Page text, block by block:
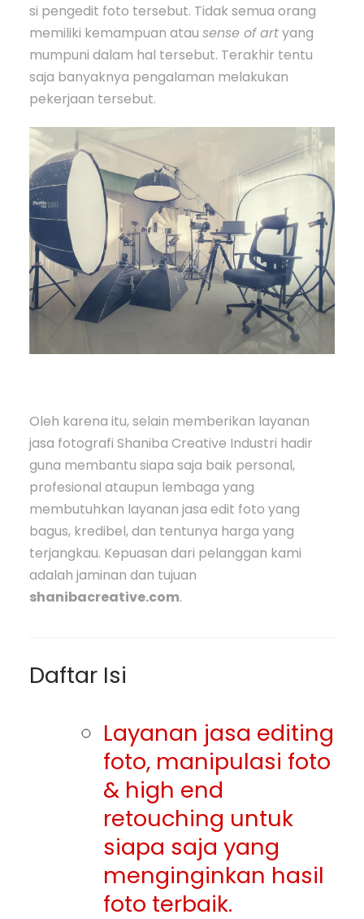
si pengedit foto tersebut. Tidak semua orang
memiliki kemampuan atausense of artyang
mumpuni dalam hal tersebut. Terakhir tentu
saja banyaknya pengalaman melakukan
pekerjaan tersebut.
Oleh karena itu, selain memberikan layanan
jasa fotografi Shaniba Creative Industri hadir
guna membantu siapa saja baik personal,
profesional ataupun lembaga yang
membutuhkan layanan jasa edit foto yang
bagus, kredibel, dan tentunya harga yang
terjangkau. Kepuasan dari pelanggan kami
adalah jaminan dan tujuan
shanibacreative.com.
Daftar Isi
Layanan jasa editing
foto, manipulasi foto
& high end
retouching untuk
siapa saja yang
menginginkan hasil
foto terbaik.